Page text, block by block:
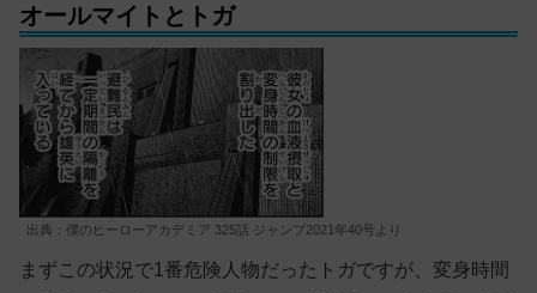
オールマイトとトガ
出典：僕のヒーローアカデミア 325話 ジャンプ2021年40号より
まずこの状況で1番危険人物だったトガですが、変身時間